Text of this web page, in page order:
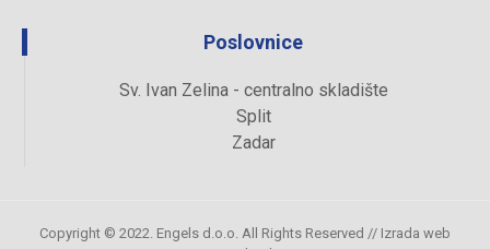
Poslovnice
Sv. Ivan Zelina - centralno skladište
Split
Zadar
Copyright © 2022. Engels d.o.o. All Rights Reserved // Izrada web